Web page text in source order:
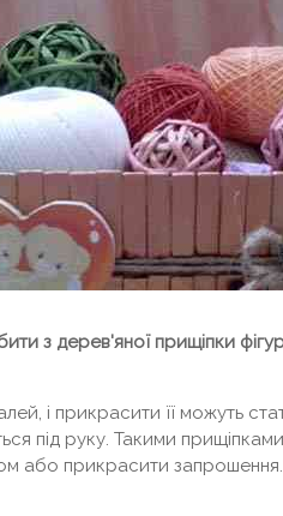
з дерев'яної прищіпки
і прикрасити її можуть
під руку. Такими
або прикрасити